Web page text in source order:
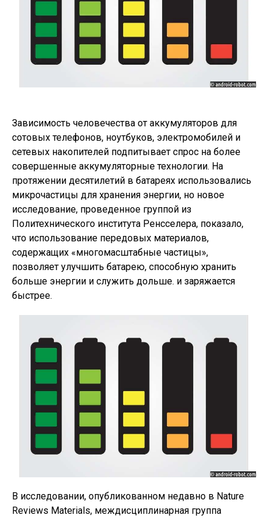
Зависимость человечества от аккумуляторов для
сотовых телефонов, ноутбуков, электромобилей и
сетевых накопителей подпитывает спрос на более
совершенные аккумуляторные технологии. На
протяжении десятилетий в батареях использовались
микрочастицы для хранения энергии, но новое
исследование, проведенное группой из
Политехнического института Ренсселера, показало,
что использование передовых материалов,
содержащих «многомасштабные частицы»,
позволяет улучшить батарею, способную хранить
больше энергии и служить дольше. и заряжается
быстрее.
В исследовании, опубликованном недавно в Nature
Reviews Materials, междисциплинарная группа